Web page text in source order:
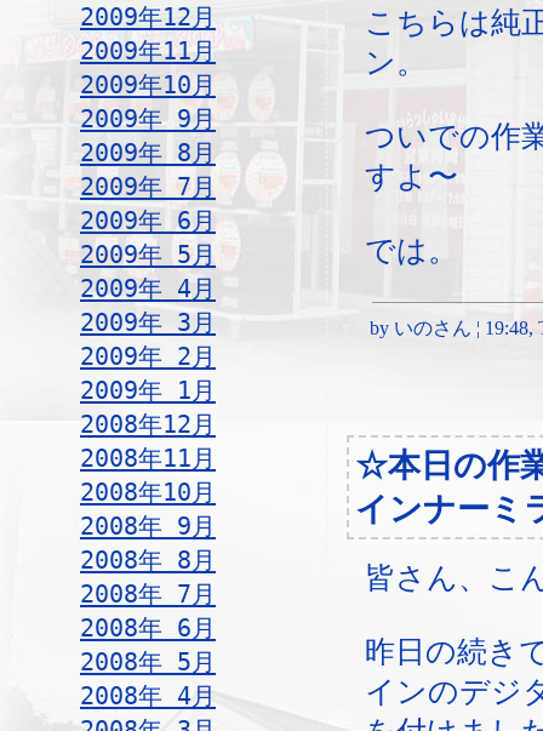
2009年12月
2009年11月
2009年10月
2009年 9月
2009年 8月
2009年 7月
2009年 6月
2009年 5月
2009年 4月
2009年 3月
2009年 2月
2009年 1月
2008年12月
2008年11月
2008年10月
2008年 9月
2008年 8月
2008年 7月
2008年 6月
2008年 5月
2008年 4月
こちらは純
ン。
ついでの作
すよ〜
では。
by いのさん ¦ 19:48,
☆本日の作
インナーミ
皆さん、こ
昨日の続き
インのデジ